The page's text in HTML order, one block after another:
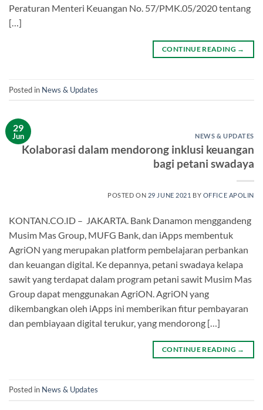
Peraturan Menteri Keuangan No. 57/PMK.05/2020 tentang
[…]
CONTINUE READING →
Posted in News & Updates
29
Jun NEWS & UPDATES
Kolaborasi dalam mendorong inklusi keuangan
bagi petani swadaya
POSTED ON 29 JUNE 2021 BY OFFICE APOLIN
KONTAN.CO.ID – JAKARTA. Bank Danamon menggandeng
Musim Mas Group, MUFG Bank, dan iApps membentuk
AgriON yang merupakan platform pembelajaran perbankan
dan keuangan digital. Ke depannya, petani swadaya kelapa
sawit yang terdapat dalam program petani sawit Musim Mas
Group dapat menggunakan AgriON. AgriON yang
dikembangkan oleh iApps ini memberikan fitur pembayaran
dan pembiayaan digital terukur, yang mendorong […]
CONTINUE READING →
Posted in News & Updates